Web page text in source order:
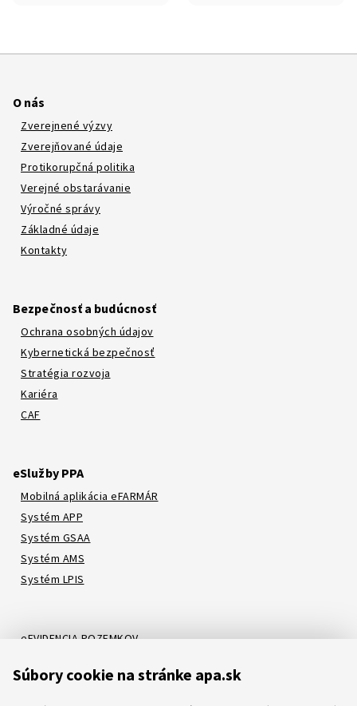
Súbory cookie na stránke apa.sk
O nás
Zverejnené výzvy
Zverejňované údaje
Protikorupčná politika
Verejné obstarávanie
Výročné správy
Základné údaje
Kontakty
Bezpečnosť a budúcnosť
Ochrana osobných údajov
Kybernetická bezpečnosť
Stratégia rozvoja
Kariéra
CAF
eSlužby PPA
Mobilná aplikácia eFARMÁR
Systém APP
Systém GSAA
Systém AMS
Systém LPIS
eEVIDENCIA POZEMKOV
Systém LORI